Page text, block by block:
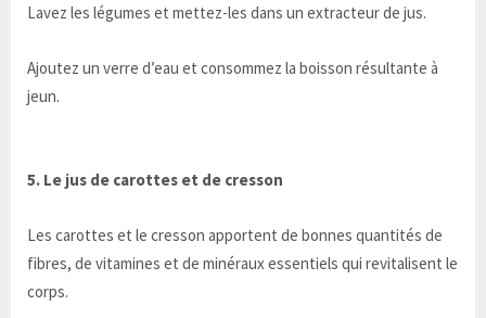
Lavez les légumes et mettez-les dans un extracteur de jus.
Ajoutez un verre d’eau et consommez la boisson résultante à
jeun.
5. Le jus de carottes et de cresson
Les carottes et le cresson apportent de bonnes quantités de
fibres, de vitamines et de minéraux essentiels qui revitalisent le
corps.